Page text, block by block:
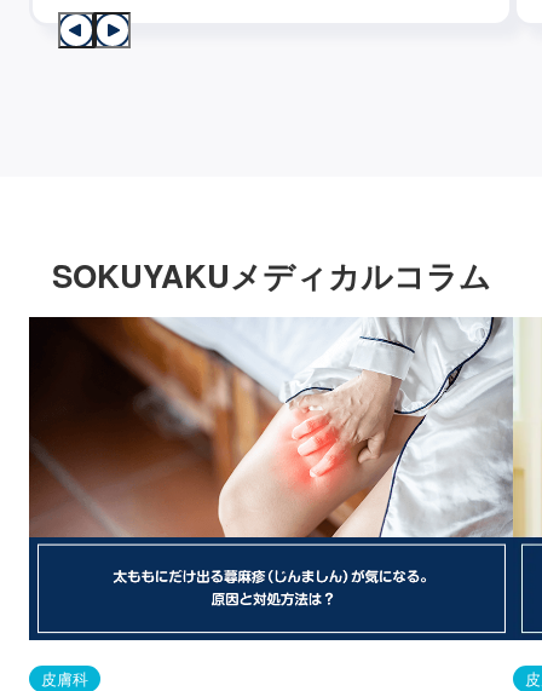
SOKUYAKUメディカルコラム
皮膚科